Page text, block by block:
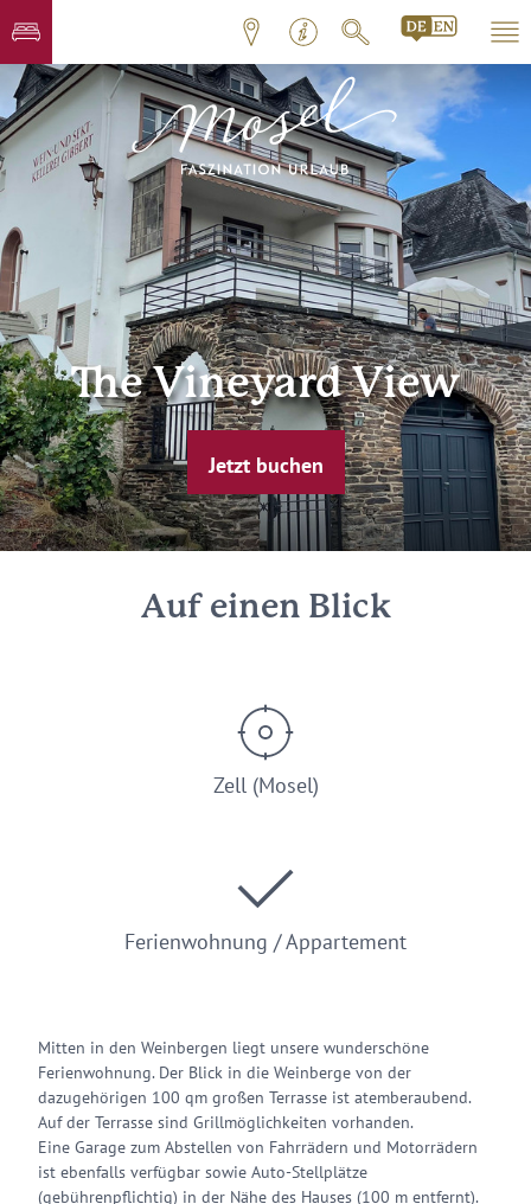
The Vineyard View
Jetzt buchen
Auf einen Blick
Zell (Mosel)
Ferienwohnung / Appartement
Mitten in den Weinbergen liegt unsere wunderschöne
Ferienwohnung. Der Blick in die Weinberge von der
dazugehörigen 100 qm großen Terrasse ist atemberaubend.
Auf der Terrasse sind Grillmöglichkeiten vorhanden.
Eine Garage zum Abstellen von Fahrrädern und Motorrädern
ist ebenfalls verfügbar sowie Auto-Stellplätze
(gebührenpflichtig) in der Nähe des Hauses (100 m entfernt).